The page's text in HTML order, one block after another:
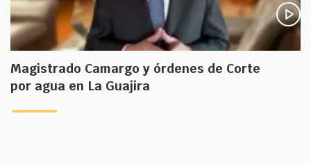
Magistrado Camargo y órdenes de Corte
por agua en La Guajira